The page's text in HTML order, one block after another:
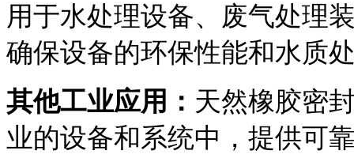
用于水处理设备、废气处理
确保设备的环保性能和水质
其他工业应用： 天然橡胶密
业的设备和系统中，提供可